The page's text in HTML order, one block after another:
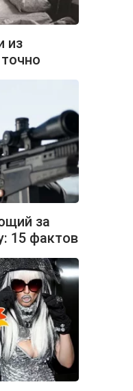
из
(19
за
15 фактов
(16